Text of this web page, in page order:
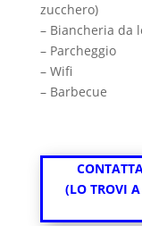
zucchero)
– Biancheria da
– Parcheggio
– Wifi
– Barbecue
(LO TROVI